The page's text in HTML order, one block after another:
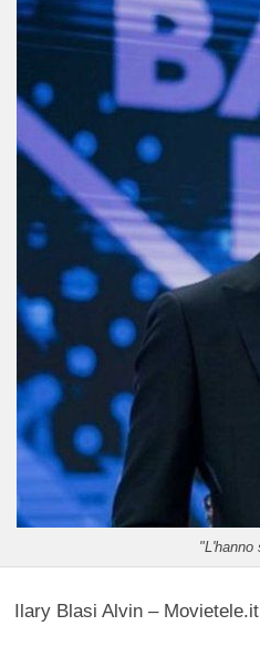
Ilary Blasi Alvin – Movietele.it